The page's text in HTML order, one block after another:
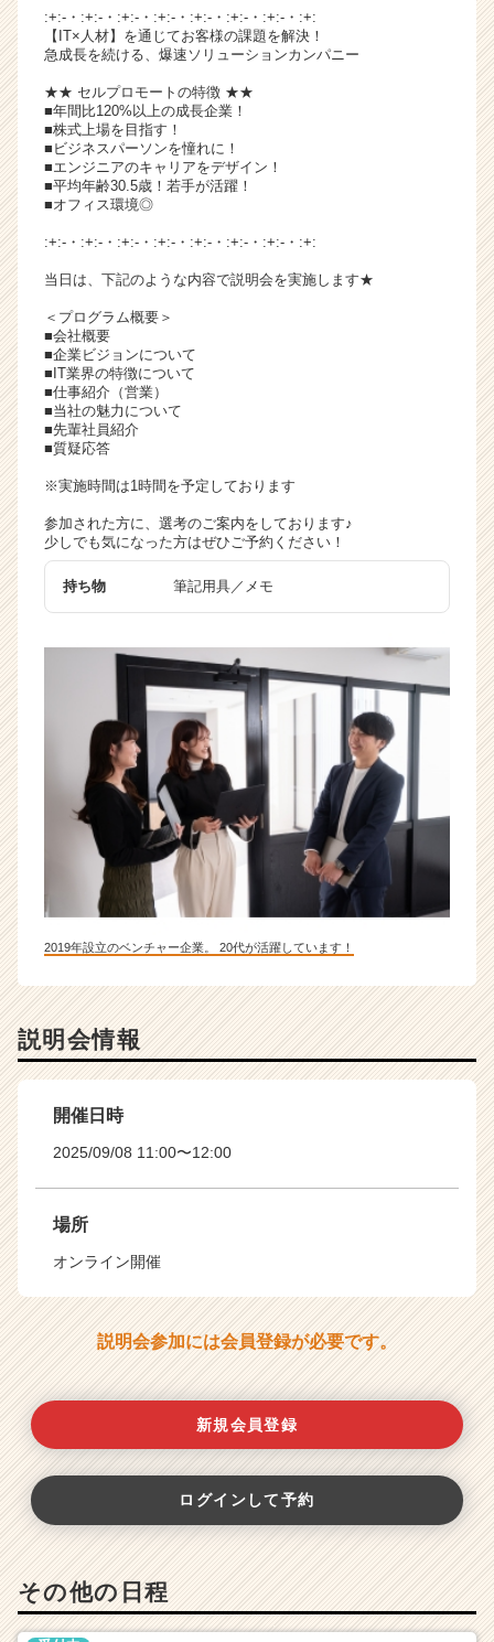
届
く
就
活
サ
ト
チ
ャ
リ
e
r
r
e
r）
:+:-・:+:-・:+:-・:+:-・:+:-・:+:-・:+:-・:+:
【IT×人材】を通じてお客様の課題を解決！
急成長を続ける、爆速ソリューションカンパニー
★★ セルプロモートの特徴 ★★
■年間比120%以上の成長企業！
■株式上場を目指す！
■ビジネスパーソンを憧れに！
■エンジニアのキャリアをデザイン！
■平均年齢30.5歳！若手が活躍！
■オフィス環境◎
:+:-・:+:-・:+:-・:+:-・:+:-・:+:-・:+:-・:+:
当日は、下記のような内容で説明会を実施します★
＜プログラム概要＞
■会社概要
■企業ビジョンについて
■IT業界の特徴について
■仕事紹介（営業）
■当社の魅力について
■先輩社員紹介
■質疑応答
※実施時間は1時間を予定しております
参加された方に、選考のご案内をしております♪
少しでも気になった方はぜひご予約ください！
持ち物 筆記用具／メモ
2019年設立のベンチャー企業。 20代が活躍しています！
説明会情報
開催日時
2025/09/08 11:00〜12:00
場所
オンライン開催
説明会参加には会員登録が必要です。
新規会員登録
ログインして予約
その他の日程